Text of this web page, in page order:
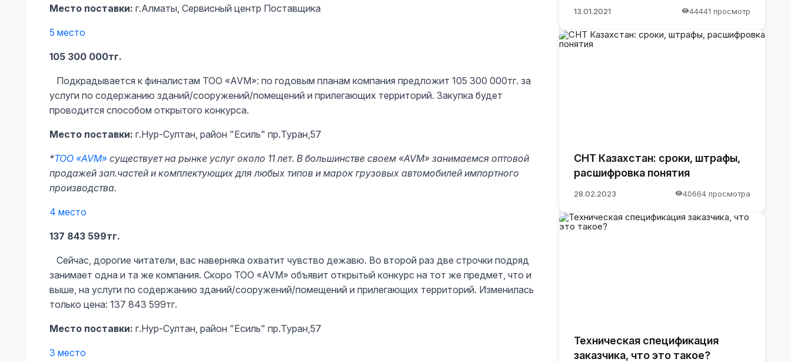
Место поставки: г.Алматы, Сервисный центр Поставщика
5 место
105 300 000тг.
Подкрадывается к финалистам ТОО «AVM»: по годовым планам компания предложит 105 300 000тг. за
услуги по содержанию зданий/сооружений/помещений и прилегающих территорий. Закупка будет
проводится способом открытого конкурса.
Место поставки: г.Нур-Султан, район "Есиль" пр.Туран,57
*ТОО «AVM» существует на рынке услуг около 11 лет. В большинстве своем «AVM» занимаемся оптовой
продажей зап.частей и комплектующих для любых типов и марок грузовых автомобилей импортного
производства.
4 место
137 843 599тг.
Сейчас, дорогие читатели, вас наверняка охватит чувство дежавю. Во второй раз две строчки подряд
занимает одна и та же компания. Скоро ТОО «AVM» объявит открытый конкурс на тот же предмет, что и
выше, на услуги по содержанию зданий/сооружений/помещений и прилегающих территорий. Изменилась
только цена: 137 843 599тг.
Место поставки: г.Нур-Султан, район "Есиль" пр.Туран,57
3 место
13.01.2021 44441 просмотр
СНТ Казахстан: сроки, штрафы,
расшифровка понятия
28.02.2023 40664 просмотра
Техническая спецификация
заказчика, что это такое?